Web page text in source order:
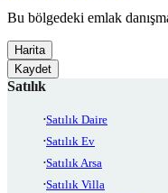
Bu bölgedeki emlak
Harita
Kaydet
Satılık
Satılık Daire
Satılık Ev
Satılık Arsa
Satılık Villa